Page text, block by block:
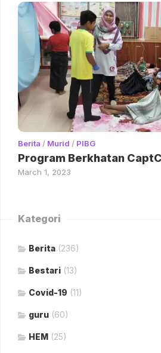
Berita / Murid / PIBG
Program Berkhatan
March 1, 2023
Kategori
Berita (236)
Bestari (13)
Covid-19 (11)
guru (60)
HEM (25)